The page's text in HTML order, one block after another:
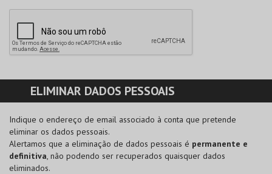
ELIMINAR DADOS PESSOAIS
Indique o endereço de email associado à conta que pretende
eliminar os dados pessoais.
Alertamos que a eliminação de dados pessoais é permanente e
definitiva, não podendo ser recuperados quaisquer dados
eliminados.